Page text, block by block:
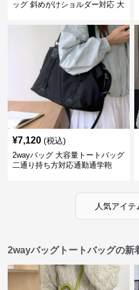
ッグ 斜めがけショルダー対応 大
¥7,120 (税込)
2wayバッグ 大容量トートバッグ
二通り持ち方対応通勤通学鞄
人気アイテ
2wayバッグトートバッグの新